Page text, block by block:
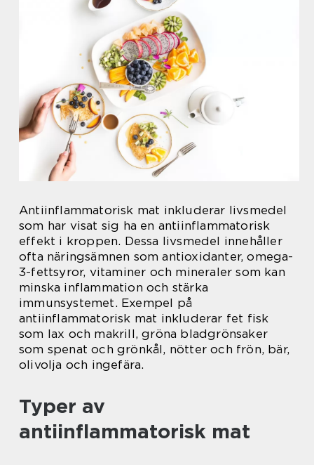
Antiinflammatorisk mat inkluderar livsmedel
som har visat sig ha en antiinflammatorisk
effekt i kroppen. Dessa livsmedel innehåller
ofta näringsämnen som antioxidanter, omega-
3-fettsyror, vitaminer och mineraler som kan
minska inflammation och stärka
immunsystemet. Exempel på
antiinflammatorisk mat inkluderar fet fisk
som lax och makrill, gröna bladgrönsaker
som spenat och grönkål, nötter och frön, bär,
olivolja och ingefära.
Typer av
antiinflammatorisk mat